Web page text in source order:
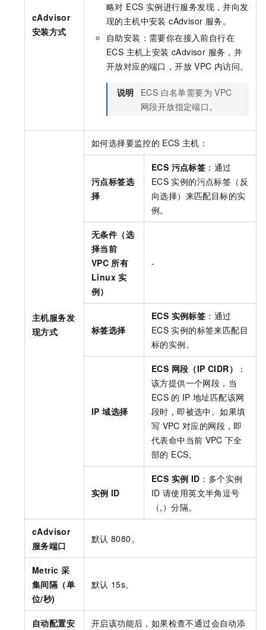
cAdvisor
安装方式
略对 ECS 实例进行服务发现，并向发
现的主机中安装 cAdvisor 服务。
自助安装：需要你在接入前自行在
ECS 主机上安装 cAdvisor 服务，并
开放对应的端口，开放 VPC 内访问。
说明
ECS 白名单需要为 VPC
网段开放指定端口。
主机服务发
现方式
如何选择要监控的 ECS 主机：
污点标签选
择
ECS 污点标签 ：通过
ECS 实例的污点标签（反
向选择）来匹配目标的实
例。
无条件（选
择当前
VPC 所有
Linux 实
例）
-
标签选择
ECS 实例标签 ：通过
ECS 实例的标签来匹配目
标的实例。
IP 域选择
ECS 网段（IP CIDR）
：
该方提供一个网段，当
ECS 的 IP 地址匹配该网
段时，即被选中。如果填
写 VPC 对应的网段，即
代表命中当前 VPC 下全
部的 ECS。
实例 ID
ECS 实例 ID ：多个实例
ID 请使用英文半角逗号
（,）分隔。
cAdvisor
服务端口
默认 8080。
Metric 采
集间隔（单
位/秒)
默认 15s。
自动配置安
开启该功能后，如果检查不通过会自动添